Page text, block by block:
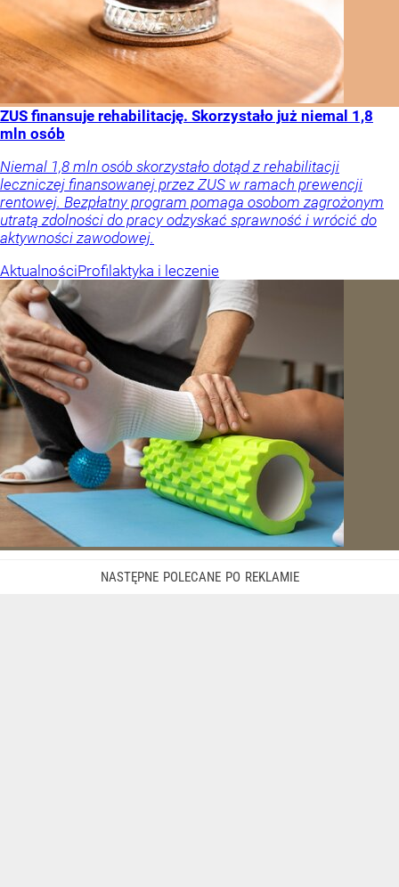
ZUS finansuje rehabilitację. Skorzystało już niemal 1,8
mln osób
Niemal 1,8 mln osób skorzystało dotąd z rehabilitacji
leczniczej finansowanej przez ZUS w ramach prewencji
rentowej. Bezpłatny program pomaga osobom zagrożonym
utratą zdolności do pracy odzyskać sprawność i wrócić do
aktywności zawodowej.
AktualnościProfilaktyka i leczenie